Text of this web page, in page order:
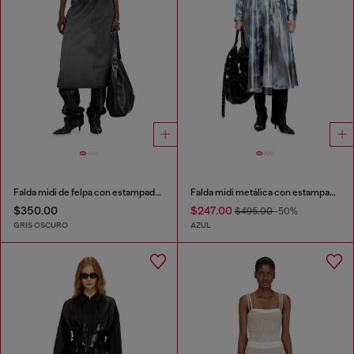
Falda midi de felpa con estampado devoré
$350.00
GRIS OSCURO
Falda midi metálica con estampado de rosas difuminadas
$247.00$495.00-50%
AZUL